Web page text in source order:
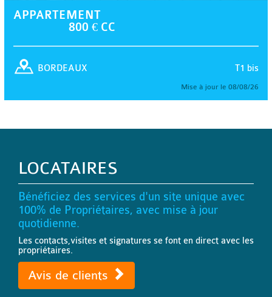
APPARTEMENT
800 € CC
T1 bis
BORDEAUX
Mise à jour le 08/08/26
LOCATAIRES
Bénéficiez des services d'un site unique avec
100% de Propriétaires, avec mise à jour
quotidienne.
Les contacts,visites et signatures se font en direct avec les
propriétaires.
Avis de clients